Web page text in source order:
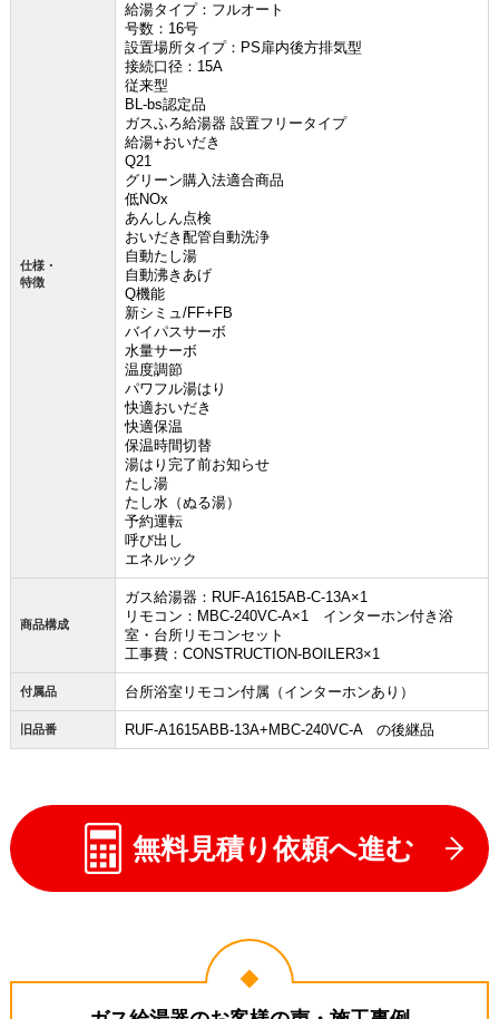
仕様・
特徴
給湯タイプ：フルオート
号数：16号
設置場所タイプ：PS扉内後方排気型
接続口径：15A
従来型
BL-bs認定品
ガスふろ給湯器 設置フリータイプ
給湯+おいだき
Q21
グリーン購入法適合商品
低NOx
あんしん点検
おいだき配管自動洗浄
自動たし湯
自動沸きあげ
Q機能
新シミュ/FF+FB
バイパスサーボ
水量サーボ
温度調節
パワフル湯はり
快適おいだき
快適保温
保温時間切替
湯はり完了前お知らせ
たし湯
たし水（ぬる湯）
予約運転
呼び出し
エネルック
商品構成
ガス給湯器：RUF-A1615AB-C-13A×1
リモコン：MBC-240VC-A×1 インターホン付き浴
室・台所リモコンセット
工事費：CONSTRUCTION-BOILER3×1
付属品 台所浴室リモコン付属（インターホンあり）
旧品番 RUF-A1615ABB-13A+MBC-240VC-A の後継品
無料見積り依頼へ進む